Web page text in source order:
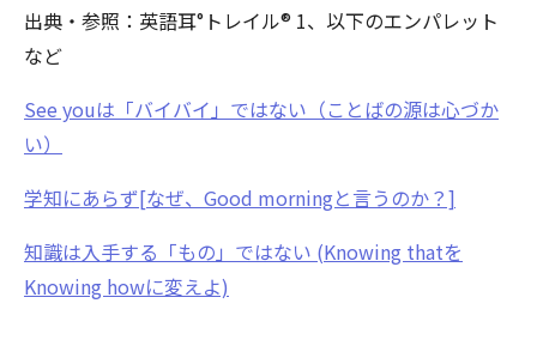
出典・参照：英語耳°トレイル® 1、以下のエンパレット
など
See youは「バイバイ」ではない（ことばの源は心づか
い）
学知にあらず[なぜ、Good morningと言うのか？]
知識は入手する「もの」ではない (Knowing thatを
Knowing howに変えよ)